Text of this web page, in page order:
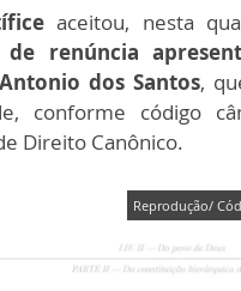
aceitou, nesta
de renúncia
dos Santos,
conforme código
Direito Canônico.
Reprodução/